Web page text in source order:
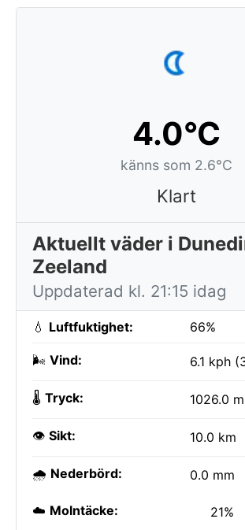
4.0°C
känns som 2.6°C
Klart
Aktuellt väder i
Zeeland
Uppdaterad kl. 21:15 idag
💧 Luftfuktighet: 66%
🌬️ Vind: 6.1 kph
🌡️ Tryck: 1026.0
👁️ Sikt: 10.0 km
🌧️ Nederbörd: 0.0 mm
☁️ Molntäcke: 21%